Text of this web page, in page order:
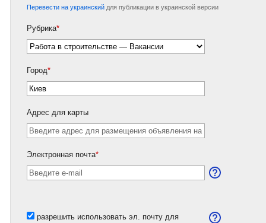
Перевести на украинский для публикации в украинской версии
Рубрика*
Город*
Адрес для карты
Электронная почта*
разрешить использовать эл. почту для